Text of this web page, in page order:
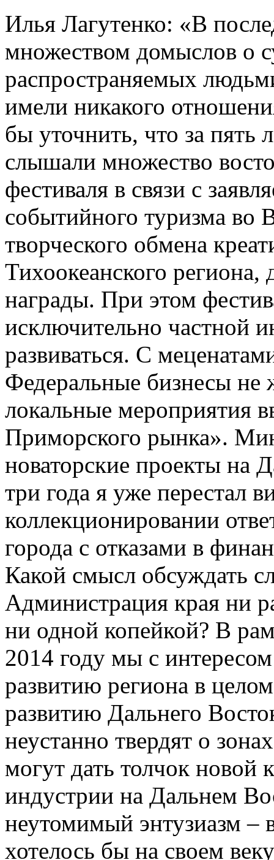
Илья Лагутенко: «В
множеством домыслов о
распространяемых
имели никакого
бы уточнить, что за пять
слышали множество
фестиваля в связи с
событийного туризма во
творческого обмена
Тихоокеанского
награды. При этом
исключительно частной
развиваться. С
Федеральные бизнесы не
локальные мероприятия
Приморского рынка».
новаторские проекты на
три года я уже перестал
коллекционировании
города с отказами в
Какой смысл обсуждать
Администрация края ни
ни одной копейкой? В
2014 году мы с
развитию региона в
развитию Дальнего
неустанно твердят о
могут дать толчок новой
индустрии на Дальнем
неутомимый энтузиазм –
хотелось бы на своем